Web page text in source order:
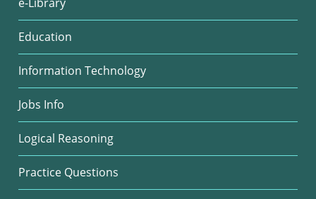
e-Library
Education
Information Technology
Jobs Info
Logical Reasoning
Practice Questions